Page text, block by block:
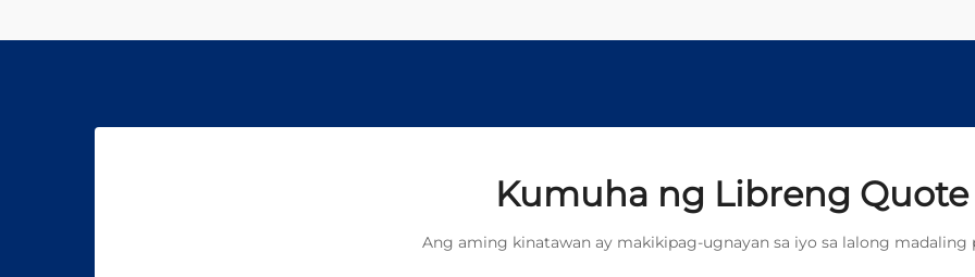
Kumuha ng Libreng Quote
Ang aming kinatawan ay makikipag-ugnayan sa iyo sa lalong madaling